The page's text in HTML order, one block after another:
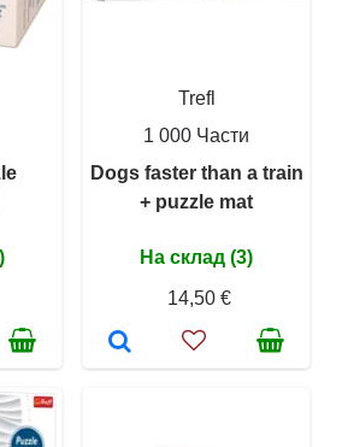
Trefl
1 000 Части
Dogs faster than a train
+ puzzle mat
На склад (3)
14,50 €